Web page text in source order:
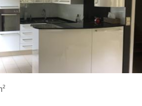
minutes à pied de l'UMONS (plaine de
une chambre (15 m²) est proposée à la
L'appartement est composé de : - Au...